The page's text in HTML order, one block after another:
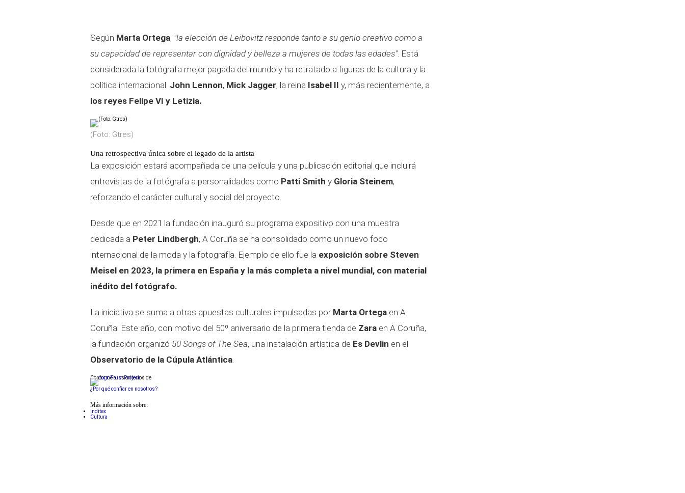
Según Marta Ortega, "la elección de Leibovitz responde tanto a su genio creativo como a
su capacidad de representar con dignidad y belleza a mujeres de todas las edades". Está
considerada la fotógrafa mejor pagada del mundo y ha retratado a figuras de la cultura y la
política internacional. John Lennon, Mick Jagger, la reina Isabel II y, más recientemente, a
los reyes Felipe VI y Letizia.
(Foto: Gtres)
Una retrospectiva única sobre el legado de la artista
La exposición estará acompañada de una película y una publicación editorial que incluirá
entrevistas de la fotógrafa a personalidades como Patti Smith y Gloria Steinem,
reforzando el carácter cultural y social del proyecto.
Desde que en 2021 la fundación inauguró su programa expositivo con una muestra
dedicada a Peter Lindbergh, A Coruña se ha consolidado como un nuevo foco
internacional de la moda y la fotografía. Ejemplo de ello fue la exposición sobre Steven
Meisel en 2023, la primera en España y la más completa a nivel mundial, con material
inédito del fotógrafo.
La iniciativa se suma a otras apuestas culturales impulsadas por Marta Ortega en A
Coruña. Este año, con motivo del 50º aniversario de la primera tienda de Zara en A Coruña,
la fundación organizó 50 Songs of The Sea, una instalación artística de Es Devlin en el
Observatorio de la Cúpula Atlántica.
Conforme a los criterios de
¿Por qué confiar en nosotros?
Más información sobre:
Inditex
Cultura